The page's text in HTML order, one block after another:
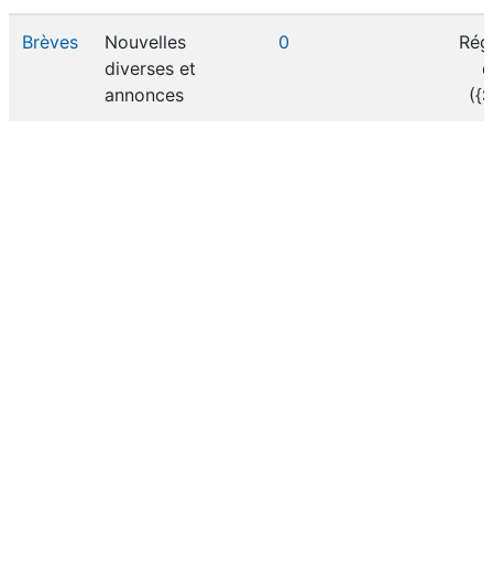
Brèves
Nouvelles
diverses et
annonces
0